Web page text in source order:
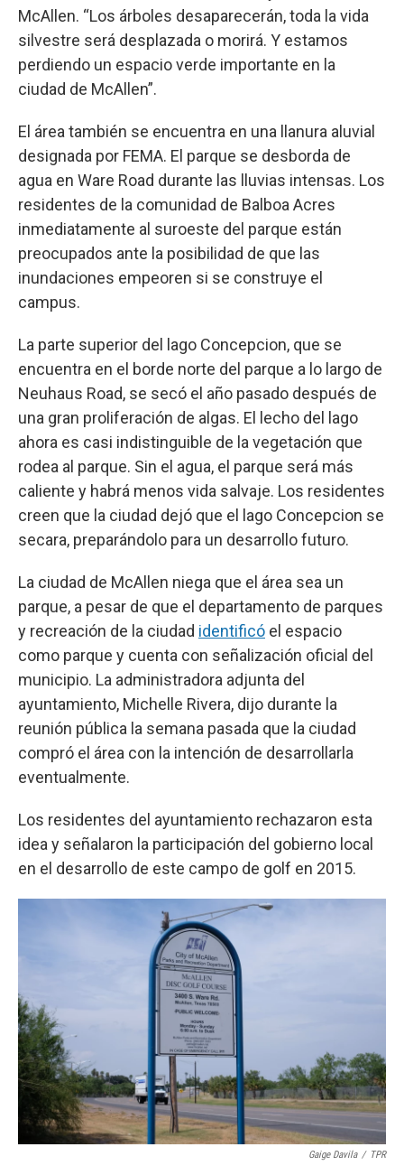
McAllen. “Los árboles desaparecerán, toda la vida
silvestre será desplazada o morirá. Y estamos
perdiendo un espacio verde importante en la
ciudad de McAllen”.
El área también se encuentra en una llanura aluvial
designada por FEMA. El parque se desborda de
agua en Ware Road durante las lluvias intensas. Los
residentes de la comunidad de Balboa Acres
inmediatamente al suroeste del parque están
preocupados ante la posibilidad de que las
inundaciones empeoren si se construye el
campus.
La parte superior del lago Concepcion, que se
encuentra en el borde norte del parque a lo largo de
Neuhaus Road, se secó el año pasado después de
una gran proliferación de algas. El lecho del lago
ahora es casi indistinguible de la vegetación que
rodea al parque. Sin el agua, el parque será más
caliente y habrá menos vida salvaje. Los residentes
creen que la ciudad dejó que el lago Concepcion se
secara, preparándolo para un desarrollo futuro.
La ciudad de McAllen niega que el área sea un
parque, a pesar de que el departamento de parques
y recreación de la ciudad identificó el espacio
como parque y cuenta con señalización oficial del
municipio. La administradora adjunta del
ayuntamiento, Michelle Rivera, dijo durante la
reunión pública la semana pasada que la ciudad
compró el área con la intención de desarrollarla
eventualmente.
Los residentes del ayuntamiento rechazaron esta
idea y señalaron la participación del gobierno local
en el desarrollo de este campo de golf en 2015.
Gaige Davila / TPR